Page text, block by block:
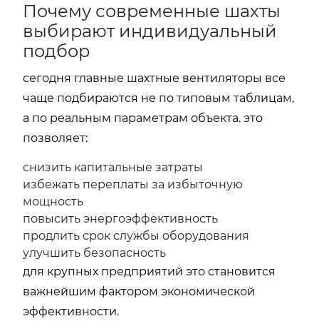
Почему современные шахты
выбирают индивидуальный
подбор
сегодня главные шахтные вентиляторы все
чаще подбираются не по типовым таблицам,
а по реальным параметрам объекта. это
позволяет:
снизить капитальные затраты
избежать переплаты за избыточную
мощность
повысить энергоэффективность
продлить срок службы оборудования
улучшить безопасность
для крупных предприятий это становится
важнейшим фактором экономической
эффективности.